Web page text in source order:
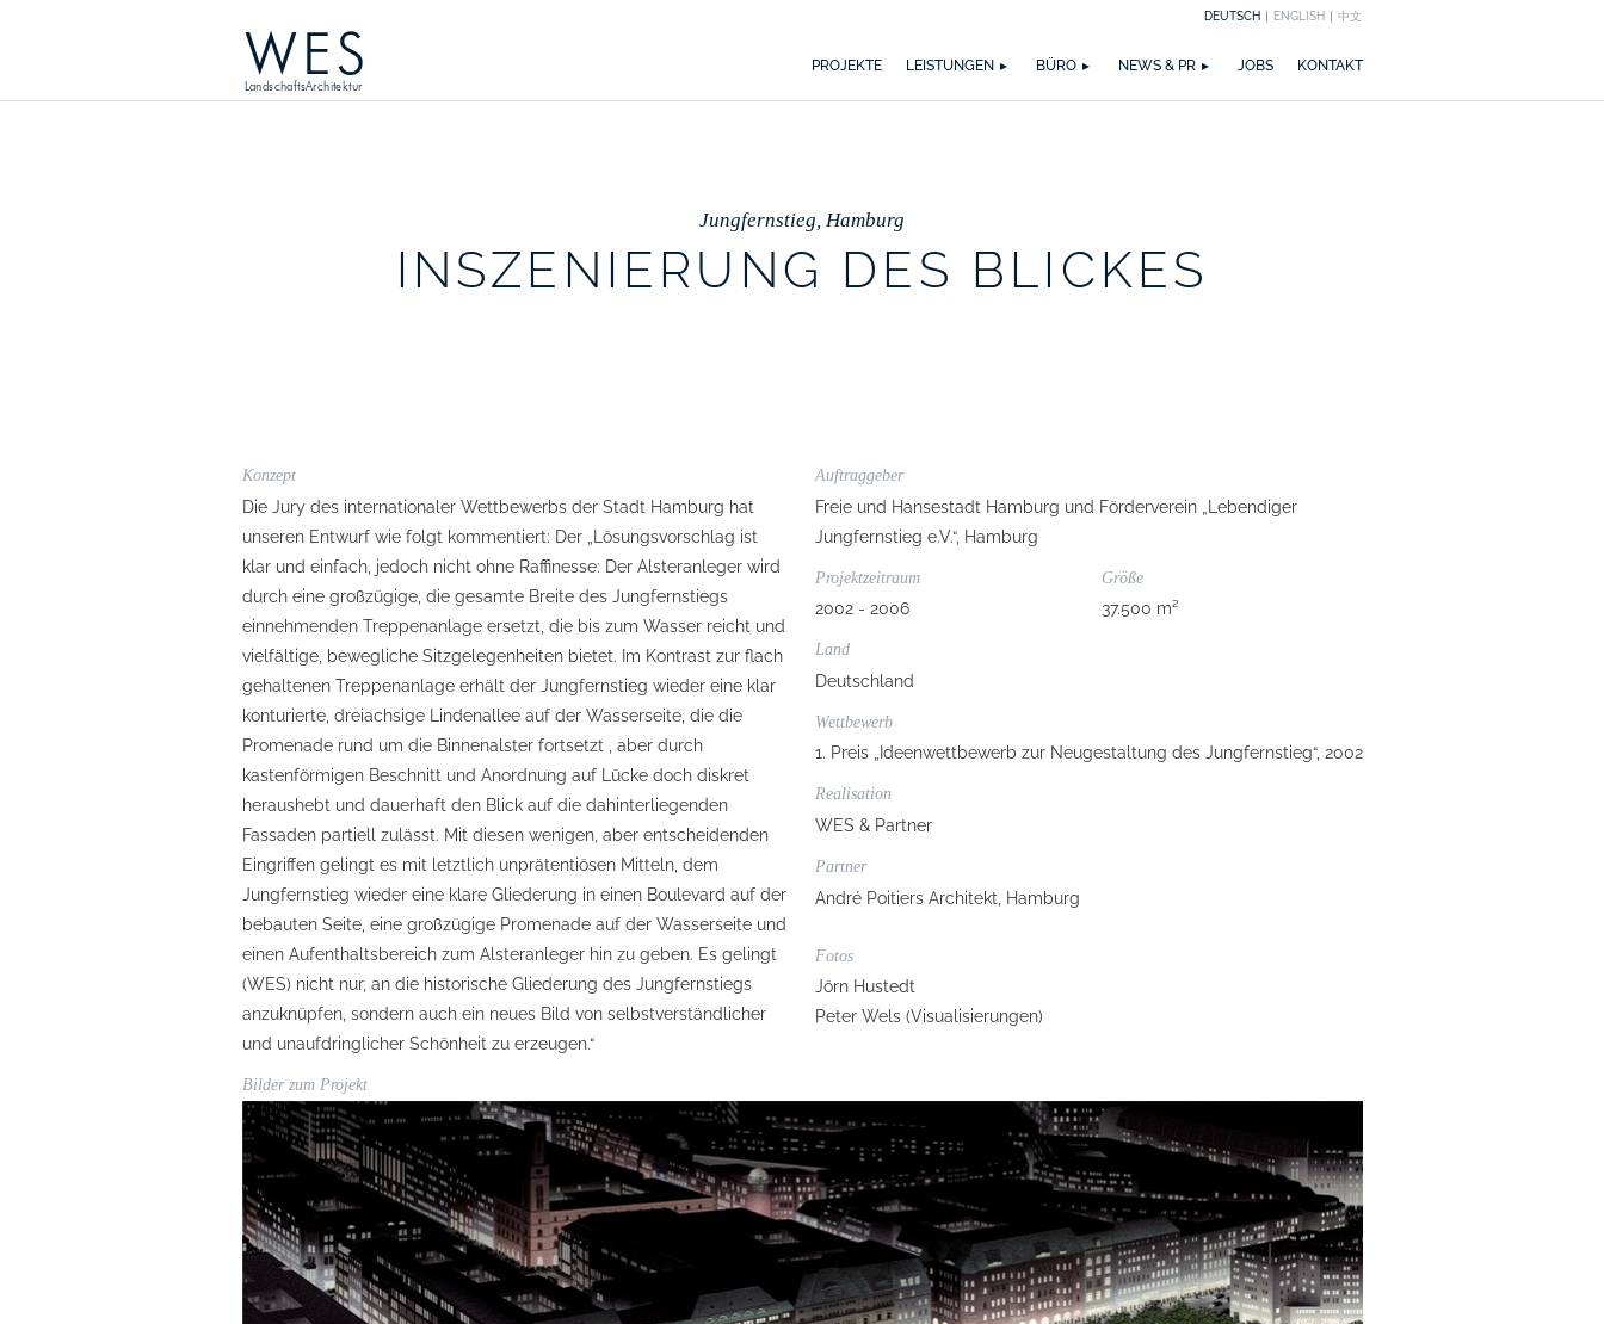
DEUTSCH ENGLISH 中文
WES
LandschaftsArchitektur
PROJEKTE LEISTUNGEN
BÜRO
NEWS & PR
JOBS
KONTAKT
Jungfernstieg, Hamburg
INSZENIERUNG DES BLICKES
Konzept
Die Jury des internationaler Wettbewerbs der Stadt Hamburg hat
unseren Entwurf wie folgt kommentiert: Der „Lösungsvorschlag ist
klar und einfach, jedoch nicht ohne Raffinesse: Der Alsteranleger wird
durch eine großzügige, die gesamte Breite des Jungfernstiegs
einnehmenden Treppenanlage ersetzt, die bis zum Wasser reicht und
vielfältige, bewegliche Sitzgelegenheiten bietet. Im Kontrast zur flach
gehaltenen Treppenanlage erhält der Jungfernstieg wieder eine klar
konturierte, dreiachsige Lindenallee auf der Wasserseite, die die
Promenade rund um die Binnenalster fortsetzt , aber durch
kastenförmigen Beschnitt und Anordnung auf Lücke doch diskret
heraushebt und dauerhaft den Blick auf die dahinterliegenden
Fassaden partiell zulässt. Mit diesen wenigen, aber entscheidenden
Eingriffen gelingt es mit letztlich unprätentiösen Mitteln, dem
Jungfernstieg wieder eine klare Gliederung in einen Boulevard auf der
bebauten Seite, eine großzügige Promenade auf der Wasserseite und
einen Aufenthaltsbereich zum Alsteranleger hin zu geben. Es gelingt
(WES) nicht nur, an die historische Gliederung des Jungfernstiegs
anzuknüpfen, sondern auch ein neues Bild von selbstverständlicher
und unaufdringlicher Schönheit zu erzeugen.“
Auftraggeber
Freie und Hansestadt Hamburg und Förderverein „Lebendiger
Jungfernstieg e.V.“, Hamburg
Projektzeitraum
2002 - 2006
Größe
37.500 m²
Land
Deutschland
Wettbewerb
1. Preis „Ideenwettbewerb zur Neugestaltung des Jungfernstieg“, 2002
Realisation
WES & Partner
Partner
André Poitiers Architekt, Hamburg
Fotos
Jörn Hustedt
Peter Wels (Visualisierungen)
Bilder zum Projekt